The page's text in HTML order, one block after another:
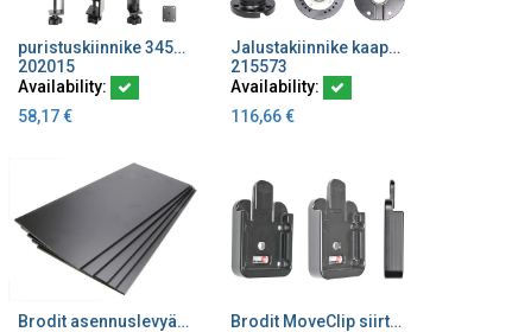
Add to Cart
puristuskiinnike 345mm kuorma 1kg Ø30mm putkelle
202015
Availability:
58,17€
Add to Cart
Jalustakiinnike kaapelin läpiviennillä kork 165 mm
215573
Availability:
116,66€
Add to Cart
Brodit asennuslevyä 5kpl 5x200x420mm ABS-muovia
Add to Cart
Brodit MoveClip siirtolevy MultiMoveClip 4 ruuvia tukeva